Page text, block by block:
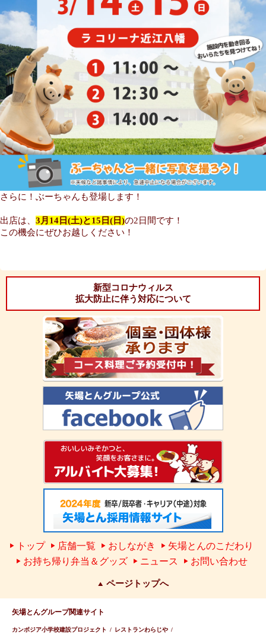
さらに！ぶーちゃんも登場します！
出店は、 3月14日(土)と15日(日)の2日間です！
この機会にぜひお越しください！
新型コロナウィルス
拡大防止に伴う対応について
トップ 店舗一覧 おしながき
矢場とんのこだわり
お持ち帰り弁当＆グッズ
ニュース お問い合わせ
ページトップへ
矢場とんグループ関連サイト
カンボジア小学校建設プロジェクト レストランわらじや